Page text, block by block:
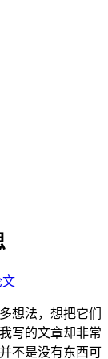
文
想法，想把它们
写的文章却非常
不是没有东西可